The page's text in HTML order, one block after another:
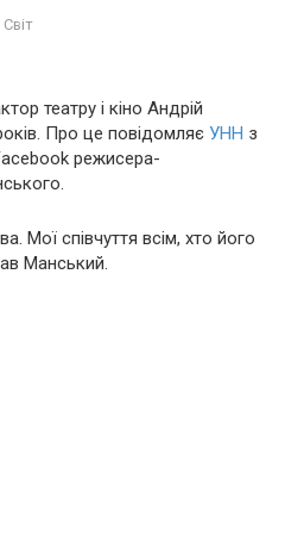
Світ
театру і кіно Андрій
Про це повідомляє УНН з
режисера-
Мої співчуття всім, хто його
Манський.